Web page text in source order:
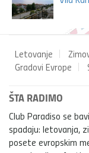
Letovanje
Gradovi Evrope
ŠTA RADIMO
Club Paradiso se
spadaju: letovanja,
posete evropskim